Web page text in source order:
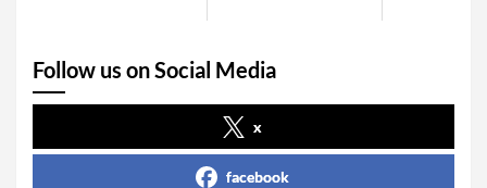
Follow us on Social Media
x
facebook